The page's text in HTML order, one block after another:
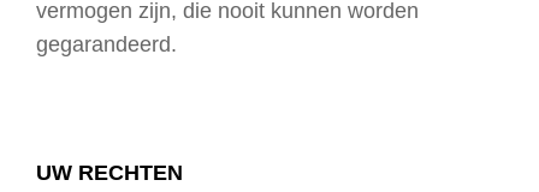
vermogen zijn, die nooit kunnen worden
gegarandeerd.
UW RECHTEN